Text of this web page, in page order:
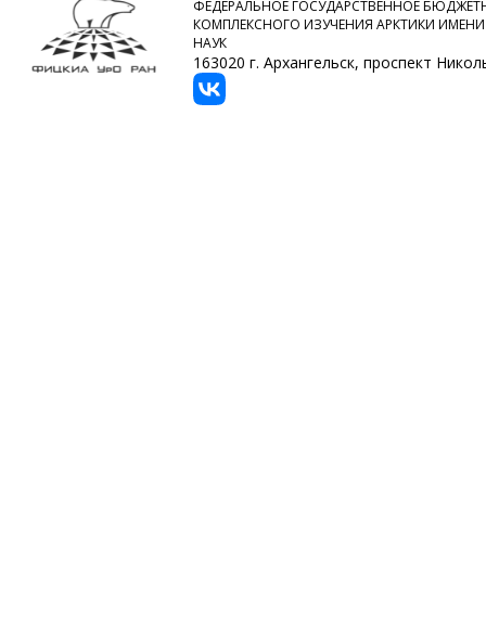
ФЕДЕРАЛЬНОЕ ГОСУДАРСТВЕННОЕ
КОМПЛЕКСНОГО ИЗУЧЕНИЯ АРКТИКИ
НАУК
163020 г. Архангельск, проспект